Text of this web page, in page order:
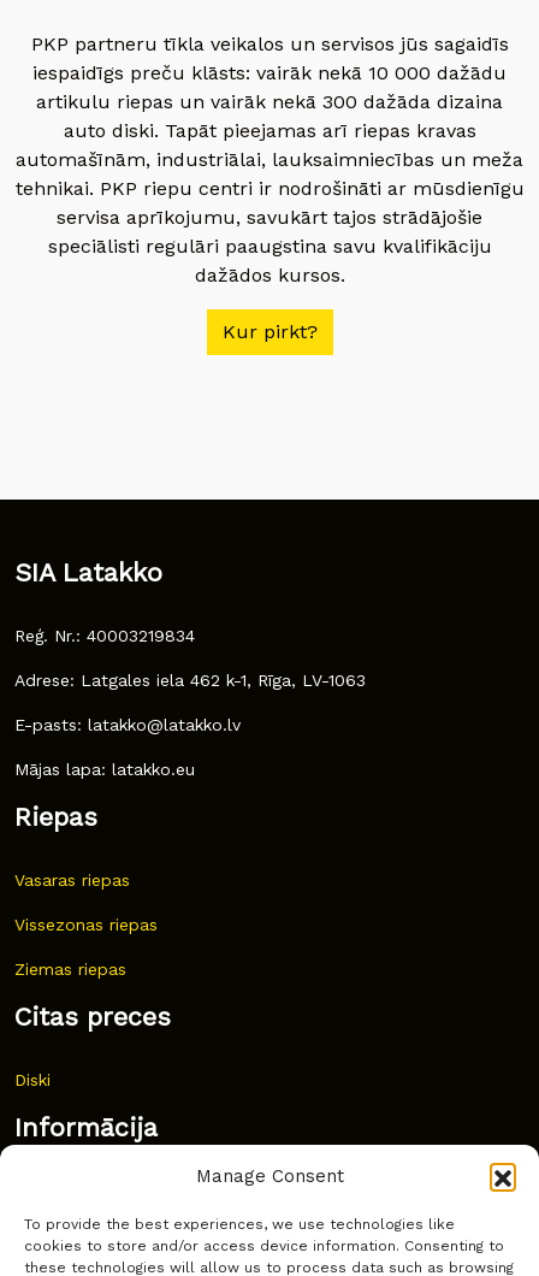
Manage Consent
To provide the best experiences, we use technologies like
cookies to store and/or access device information. Consenting to
these technologies will allow us to process data such as browsing
PKP partneru tīkla veikalos un servisos jūs sagaidīs
iespaidīgs preču klāsts: vairāk nekā 10 000 dažādu
artikulu riepas un vairāk nekā 300 dažāda dizaina
auto diski. Tapāt pieejamas arī riepas kravas
automašīnām, industriālai, lauksaimniecības un meža
tehnikai. PKP riepu centri ir nodrošināti ar mūsdienīgu
servisa aprīkojumu, savukārt tajos strādājošie
speciālisti regulāri paaugstina savu kvalifikāciju
dažādos kursos.
Kur pirkt?
SIA Latakko
Reģ. Nr.: 40003219834
Adrese: Latgales iela 462 k-1, Rīga, LV-1063
E-pasts: latakko@latakko.lv
Mājas lapa: latakko.eu
Riepas
Vasaras riepas
Vissezonas riepas
Ziemas riepas
Citas preces
Diski
Informācija
Bieži uzdoti jautājumi